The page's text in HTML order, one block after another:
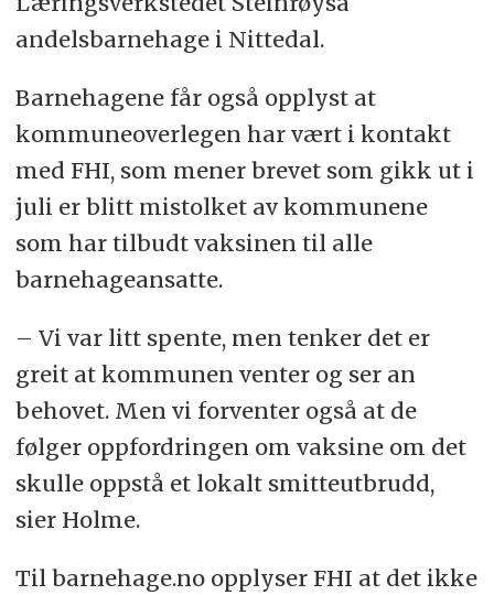
andelsbarnehage i Nittedal.
Barnehagene får også opplyst at
kommuneoverlegen har vært i kontakt
med FHI, som mener brevet som gikk ut i
juli er blitt mistolket av kommunene
som har tilbudt vaksinen til alle
barnehageansatte.
– Vi var litt spente, men tenker det er
greit at kommunen venter og ser an
behovet. Men vi forventer også at de
følger oppfordringen om vaksine om det
skulle oppstå et lokalt smitteutbrudd,
sier Holme.
Til barnehage.no opplyser FHI at det ikke